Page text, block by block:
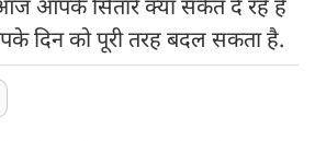
आज आपके सितारे क्या संकेत दे रहे हैं
दिन को पूरी तरह बदल सकता है.